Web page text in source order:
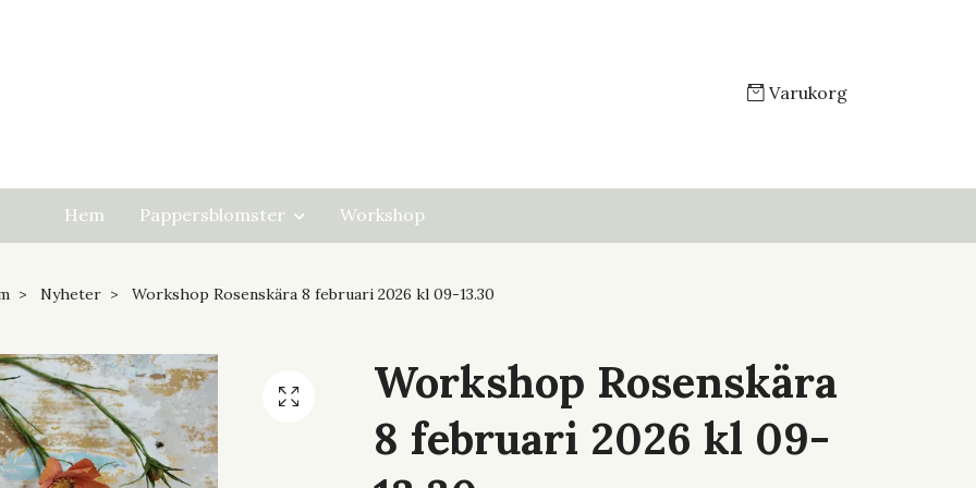
Varukorg
Hem Pappersblomster Workshop
Nyheter Workshop Rosenskära 8 februari 2026 kl 09-13.30
Workshop Rosenskära
8 februari 2026 kl 09-